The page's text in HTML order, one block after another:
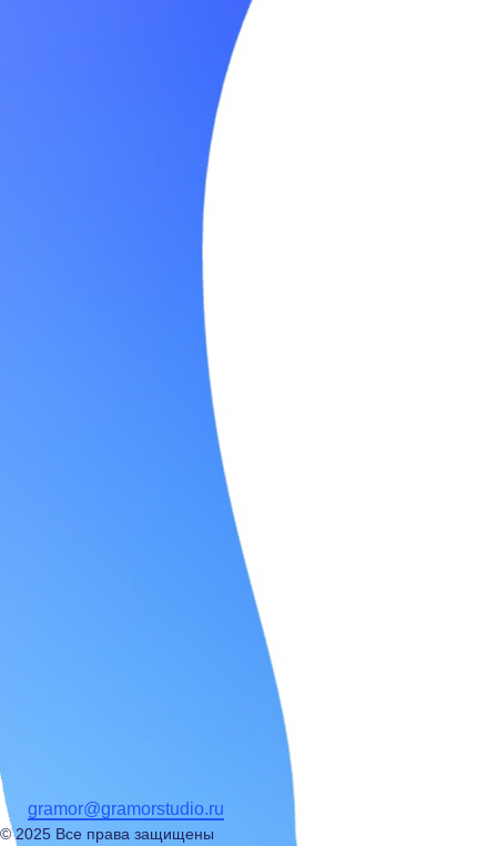
gramor@gramorstudio.ru
© 2025 Все права защищены